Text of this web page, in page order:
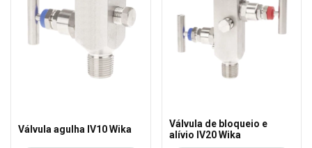
Válvula agulha IV10 Wika
Válvula de bloqueio e
alívio IV20 Wika